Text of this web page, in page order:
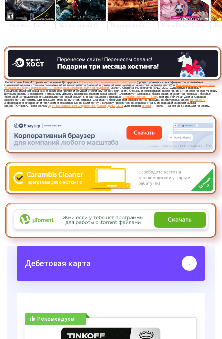
Star Wars The F... Конан-варвар (2... Ведьмина гора (...